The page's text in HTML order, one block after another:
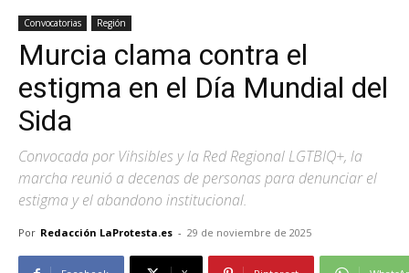
Convocatorias Región
Murcia clama contra el
estigma en el Día Mundial del
Sida
Convocada por Vihsibles y la Red Regional LGTBIQ+, la
marcha reunió a decenas de personas para denunciar el
estigma y el abandono institucional.
Por Redacción LaProtesta.es - 29 de noviembre de 2025